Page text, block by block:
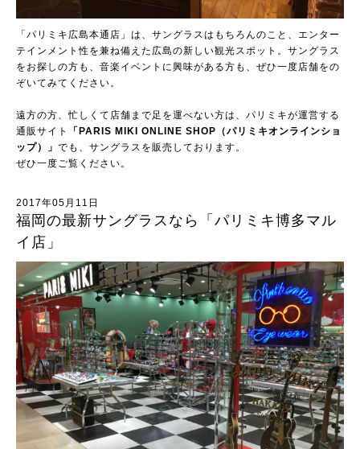
「パリミキ広島本通店」は、サングラスはもちろんのこと、エンター
テインメント性を兼ね備えた広島の新しい観光スポット。サングラス
をお探しの方も、音楽イベントに興味がある方も、ぜひ一度店舗をの
ぞいてみてください。
遠方の方、忙しくて店舗まで足を運べない方は、パリミキが運営する
通販サイト
「PARIS MIKI ONLINE SHOP（パリミキオンラインショ
ップ）」 でも、サングラスを販売しております。
ぜひ一度ご覧ください。
2017年05月11日
福岡の最新サングラスなら「パリミキ博多マル
イ店」